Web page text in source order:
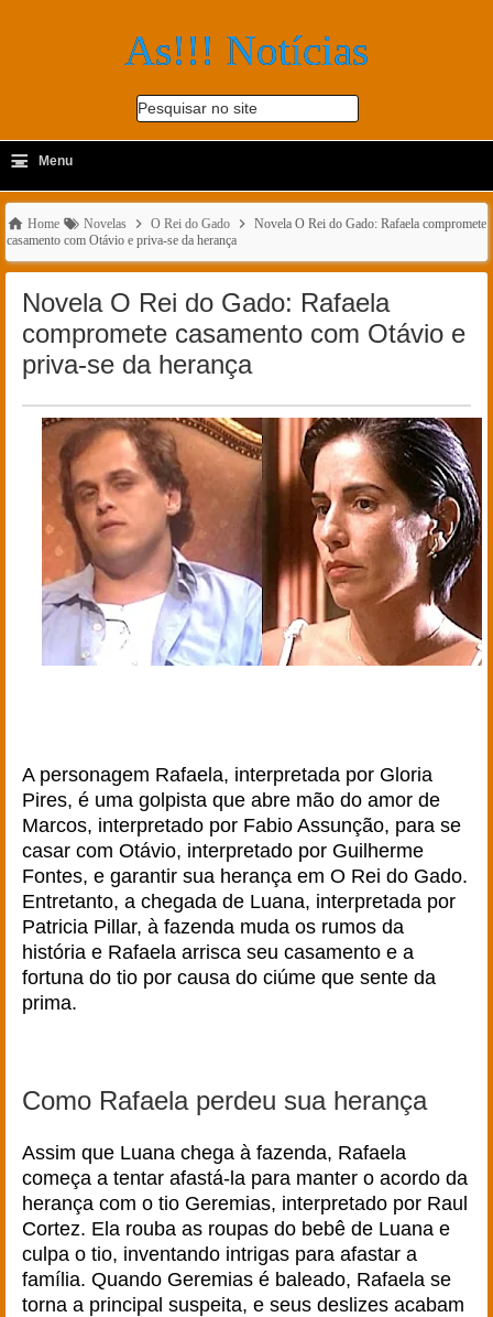
As!!! Notícias
Pesquisar no site
-
≡ Menu
Home Novelas O Rei do Gado
Novela O Rei do Gado: Rafaela compromete
casamento com Otávio e priva-se da herança
Novela O Rei do Gado: Rafaela
compromete casamento com Otávio e
priva-se da herança
A personagem Rafaela, interpretada por Gloria
Pires, é uma golpista que abre mão do amor de
Marcos, interpretado por Fabio Assunção, para se
casar com Otávio, interpretado por Guilherme
Fontes, e garantir sua herança em O Rei do Gado.
Entretanto, a chegada de Luana, interpretada por
Patricia Pillar, à fazenda muda os rumos da
história e Rafaela arrisca seu casamento e a
fortuna do tio por causa do ciúme que sente da
prima.
Como Rafaela perdeu sua herança
Assim que Luana chega à fazenda, Rafaela
começa a tentar afastá-la para manter o acordo da
herança com o tio Geremias, interpretado por Raul
Cortez. Ela rouba as roupas do bebê de Luana e
culpa o tio, inventando intrigas para afastar a
família. Quando Geremias é baleado, Rafaela se
torna a principal suspeita, e seus deslizes acabam